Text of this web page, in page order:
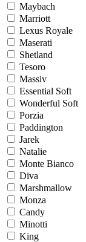
Maybach
Marriott
Lexus Royale
Maserati
Shetland
Tesoro
Massiv
Essential Soft
Wonderful Soft
Porzia
Paddington
Jarek
Natalie
Monte Bianco
Diva
Marshmallow
Monza
Candy
Minotti
King